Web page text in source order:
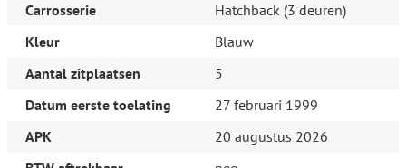
Carrosserie
Hatchback (3 deuren)
Kleur
Blauw
Aantal zitplaatsen
5
Datum eerste toelating
27 februari 1999
APK
20 augustus 2026